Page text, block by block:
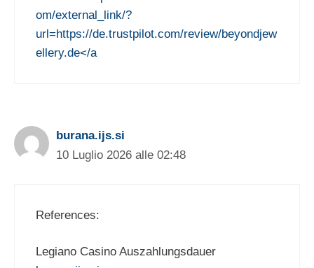
om/external_link/?
url=https://de.trustpilot.com/review/beyondjew
ellery.de</a
burana.ijs.si
10 Luglio 2026 alle 02:48
References:
Legiano Casino Auszahlungsdauer